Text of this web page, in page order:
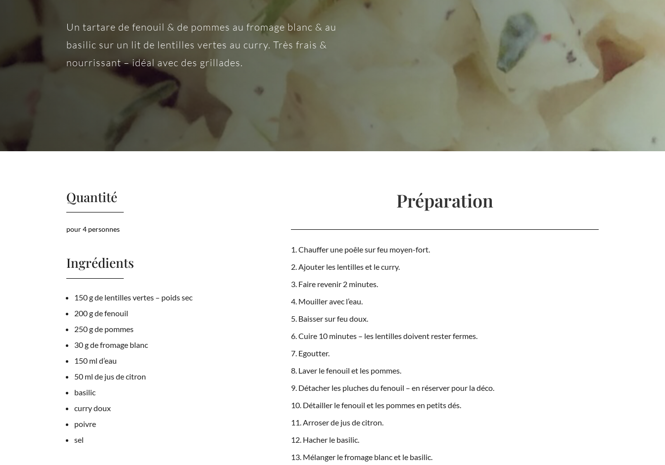
Un tartare de fenouil & de pommes au fromage blanc & au
basilic sur un lit de lentilles vertes au curry. Très frais &
nourrissant – idéal avec des grillades.
Quantité
pour 4 personnes
Ingrédients
150 g de lentilles vertes – poids sec
200 g de fenouil
250 g de pommes
30 g de fromage blanc
150 ml d’eau
50 ml de jus de citron
basilic
curry doux
poivre
sel
Préparation
Chauffer une poêle sur feu moyen-fort.
Ajouter les lentilles et le curry.
Faire revenir 2 minutes.
Mouiller avec l’eau.
Baisser sur feu doux.
Cuire 10 minutes – les lentilles doivent rester fermes.
Egoutter.
Laver le fenouil et les pommes.
Détacher les pluches du fenouil – en réserver pour la déco.
Détailler le fenouil et les pommes en petits dés.
Arroser de jus de citron.
Hacher le basilic.
Mélanger le fromage blanc et le basilic.